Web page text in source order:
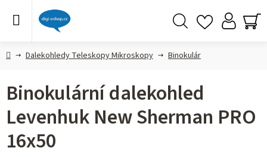
DomůDalekohledy Teleskopy Mikroskopy Binokulár
Binokulární dalekohled
Levenhuk New Sherman PRO
16x50